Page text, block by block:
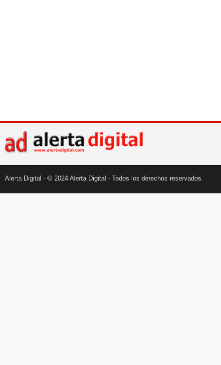
Alerta Digital - © 2024 Alerta Digital - Todos los derechos reservados.